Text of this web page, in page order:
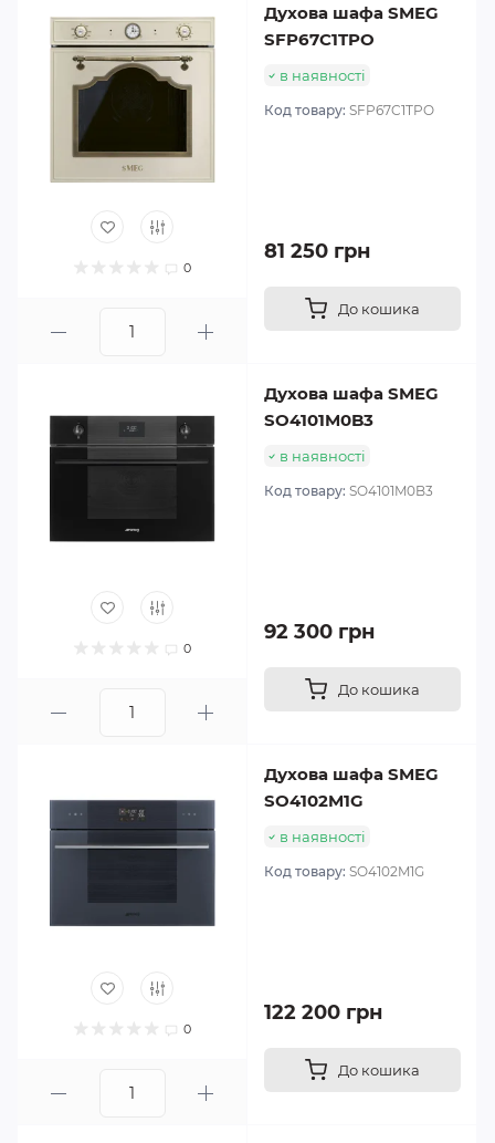
0
Духова шафа SMEG
SFP67C1TPO
в наявності
Код товару: SFP67C1TPO
81 250 грн
До кошика
0
Духова шафа SMEG
SO4101M0B3
в наявності
Код товару: SO4101M0B3
92 300 грн
До кошика
0
Духова шафа SMEG
SO4102M1G
в наявності
Код товару: SO4102M1G
122 200 грн
До кошика